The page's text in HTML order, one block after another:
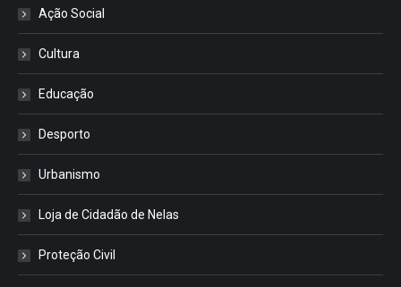
Ação Social
Cultura
Educação
Desporto
Urbanismo
Loja de Cidadão de Nelas
Proteção Civil